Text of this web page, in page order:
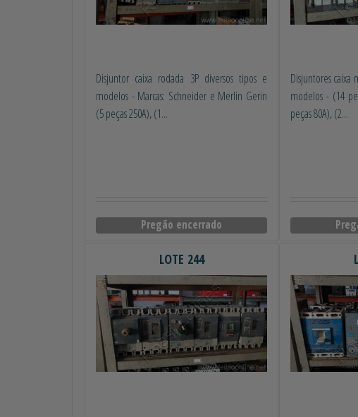
Disjuntor caixa rodada 3P diversos tipos e
modelos - Marcas: Schneider e Merlin Gerin
(5 peças 250A), (1...
Pregão encerrado
Disjuntores caixa
modelos - (14
peças 80A), (2...
LOTE 244